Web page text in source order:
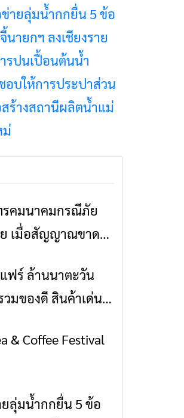
ข่ายลุ่มน้ำกกยื่น 5 ข้อ
นายกฯ ลงเชียงราย
รปนเปื้อนต้นน้ำ
อบให้การประปาส่วน
ร้างสถานีผลิตน้ำแม่
ม่
ข่าวเชียงราย
รคมนาคมกรณีภัย
เมื่อสัญญาณขาด
ข่าวเชียงราย
ฟร์ ล้านนาตะวัน
วมของดี สินค้าเด่น
ยา แพร่ และน่าน
สิร์ตจากศิลปินชื่อ
ข่าวเชียงราย
& Coffee Festival
ข่าวเชียงราย
ยลุ่มน้ำกกยื่น 5 ข้อ